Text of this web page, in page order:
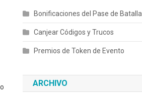
Bonificaciones del Pase de Batalla
Canjear Códigos y Trucos
Premios de Token de Evento
ARCHIVO